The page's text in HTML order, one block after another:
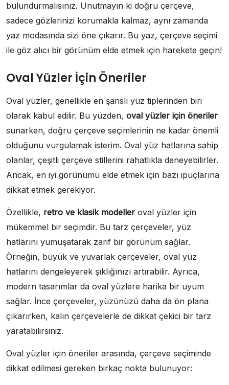
bulundurmalısınız. Unutmayın ki doğru çerçeve,
sadece gözlerinizi korumakla kalmaz, aynı zamanda
yaz modasında sizi öne çıkarır. Bu yaz, çerçeve seçimi
ile göz alıcı bir görünüm elde etmek için harekete geçin!
Oval Yüzler İçin Öneriler
Oval yüzler, genellikle en şanslı yüz tiplerinden biri
olarak kabul edilir. Bu yüzden, oval yüzler için öneriler
sunarken, doğru çerçeve seçimlerinin ne kadar önemli
olduğunu vurgulamak isterim. Oval yüz hatlarına sahip
olanlar, çeşitli çerçeve stillerini rahatlıkla deneyebilirler.
Ancak, en iyi görünümü elde etmek için bazı ipuçlarına
dikkat etmek gerekiyor.
Özellikle, retro ve klasik modeller oval yüzler için
mükemmel bir seçimdir. Bu tarz çerçeveler, yüz
hatlarını yumuşatarak zarif bir görünüm sağlar.
Örneğin, büyük ve yuvarlak çerçeveler, oval yüz
hatlarını dengeleyerek şıklığınızı artırabilir. Ayrıca,
modern tasarımlar da oval yüzlere harika bir uyum
sağlar. İnce çerçeveler, yüzünüzü daha da ön plana
çıkarırken, kalın çerçevelerle de dikkat çekici bir tarz
yaratabilirsiniz.
Oval yüzler için öneriler arasında, çerçeve seçiminde
dikkat edilmesi gereken birkaç nokta bulunuyor: